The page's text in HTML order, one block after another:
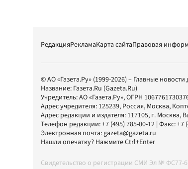
РедакцияРекламаКарта сайтаПравовая
© АО «Газета.Ру» (1999-2026) – Главные новости
Название: Газета.Ru (Gazeta.Ru)
Учредитель:АО «Газета.Ру», ОГРН
Адрес учредителя: 125239, Россия, Москва,
Адрес редакции и издателя: 117105, г. Москва,
Телефон редакции:+7 (495) 785-00-12 | Факс:+7
Электронная почта:gazeta@gazeta.ru
Нашли опечатку? Нажмите Ctrl+Enter
Свидетельство о регистрации СМИ Эл №